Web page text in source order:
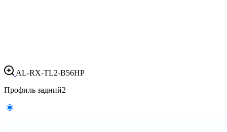
AL-RX-TL2-B56HP
Профиль задний2